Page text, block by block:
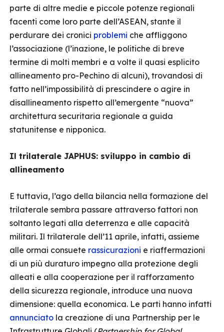
parte di altre medie e piccole potenze regionali
facenti come loro parte dell’ASEAN, stante il
perdurare dei cronici problemi che affliggono
l’associazione (l’inazione, le politiche di breve
termine di molti membri e a volte il quasi esplicito
allineamento pro-Pechino di alcuni), trovandosi di
fatto nell’impossibilità di prescindere o agire in
disallineamento rispetto all’emergente “nuova”
architettura securitaria regionale a guida
statunitense e nipponica.
Il trilaterale JAPHUS: sviluppo in cambio di
allineamento
E tuttavia, l’ago della bilancia nella formazione del
trilaterale sembra passare attraverso fattori non
soltanto legati alla deterrenza e alle capacità
militari. Il trilaterale dell’11 aprile, infatti, assieme
alle ormai consuete rassicurazioni e riaffermazioni
di un più duraturo impegno alla protezione degli
alleati e alla cooperazione per il rafforzamento
della sicurezza regionale, introduce una nuova
dimensione: quella economica. Le parti hanno infatti
annunciato la creazione di una Partnership per le